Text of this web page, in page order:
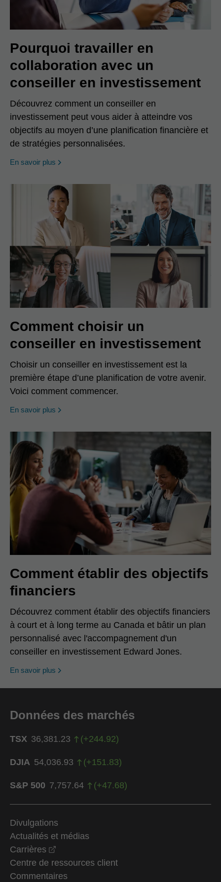
Pourquoi travailler en
collaboration avec un
conseiller en investissement
Découvrez comment un conseiller en
investissement peut vous aider à atteindre vos
objectifs au moyen d’une planification financière et
de stratégies personnalisées.
En savoir plus
Comment choisir un
conseiller en investissement
Choisir un conseiller en investissement est la
première étape d’une planification de votre avenir.
Voici comment commencer.
En savoir plus
Comment établir des objectifs
financiers
Découvrez comment établir des objectifs financiers
à court et à long terme au Canada et bâtir un plan
personnalisé avec l'accompagnement d'un
conseiller en investissement Edward Jones.
En savoir plus
Données des marchés
TSX 36,381.23 (+244.92)
DJIA 54,036.93 (+151.83)
S&P 500 7,757.64 (+47.68)
Divulgations
Actualités et médias
Carrières
Centre de ressources client
Commentaires